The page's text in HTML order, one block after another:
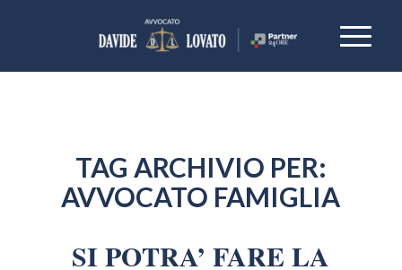
TAG ARCHIVIO PER:
AVVOCATO FAMIGLIA
SI POTRA’ FARE LA